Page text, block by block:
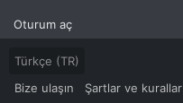
Oturum aç
Türkçe (TR)
Bize ulaşın
Şartlar ve kurallar